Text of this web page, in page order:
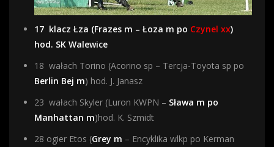
17 klacz Łza (Frazes m – Łoza m po Czynel xx)
hod. SK Walewice
18 wałach Torino (Acorino sp – Tercja-Toyota sp po
Berlin Bej m) hod. J. Janasz
23 wałach Skyler (Luron KWPN – Sława m po
Manhattan m)hod. K. Szmidt
28 ogier Etos (Grey m – Encyklika wlkp po Kerman